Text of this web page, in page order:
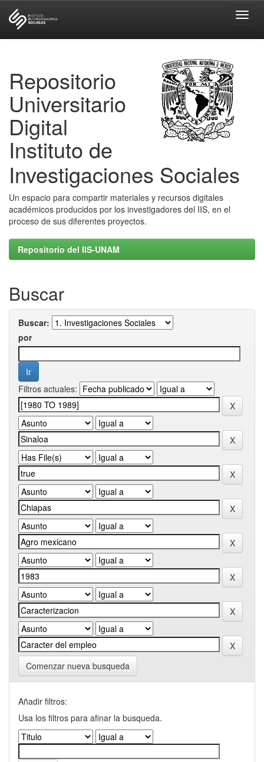
Repositorio
Universitario
Digital
Instituto de
Investigaciones Sociales
Un espacio para compartir materiales y recursos digitales
académicos producidos por los investigadores del IIS, en el
proceso de sus diferentes proyectos.
Repositorio del IIS-UNAM
Buscar
Buscar:
por
Filtros actuales:
Comenzar nueva busqueda
Añadir filtros:
Usa los filtros para afinar la busqueda.